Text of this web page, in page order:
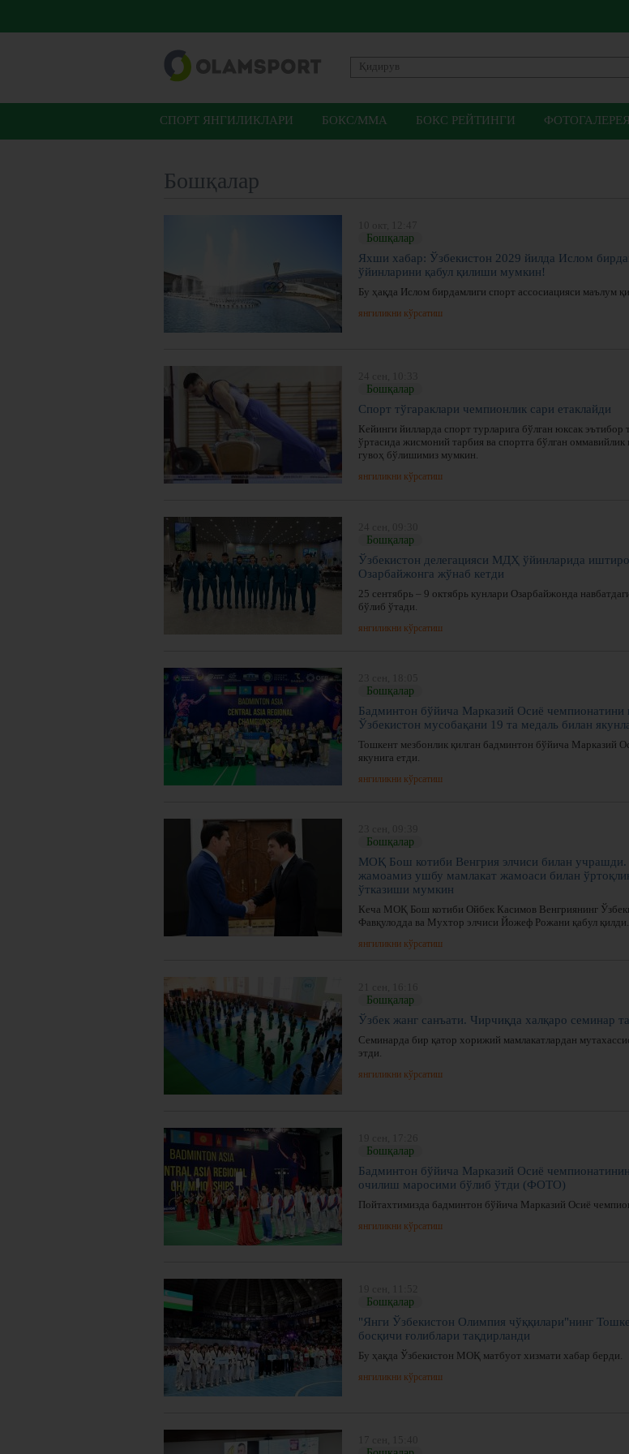
СПОРТ ЯНГИЛИКЛАРИ БОКС/ММА БОКС РЕЙТИНГИ ФОТОГАЛЕРЕЯ
Бошқалар
Бошқалар
Яхши хабар: Ўзбекистон 2029 йилда Ислом
ўйинларини қабул қилиши мумкин!
Бу ҳақда Ислом бирдамлиги спорт ассосиацияси маълум
янгиликни кўрсатиш
Бошқалар
Спорт тўгараклари чемпионлик сари етаклайди
Кейинги йилларда спорт турларига бўлган юксак эътибор
ўртасида жисмоний тарбия ва спортга бўлган оммавийлик
гувоҳ бўлишимиз мумкин.
янгиликни кўрсатиш
Бошқалар
Ўзбекистон делегацияси МДҲ ўйинларида
Озарбайжонга жўнаб кетди
25 сентябрь – 9 октябрь кунлари Озарбайжонда
бўлиб ўтади.
янгиликни кўрсатиш
Бошқалар
Бадминтон бўйича Марказий Осиё чемпионатини
Ўзбекистон мусобақани 19 та медаль билан
Тошкент мезбонлик қилган бадминтон бўйича Марказий
якунига етди.
янгиликни кўрсатиш
Бошқалар
МОҚ Бош котиби Венгрия элчиси билан
жамоамиз ушбу мамлакат жамоаси билан
ўтказиши мумкин
Кеча МОҚ Бош котиби Ойбек Касимов Венгриянинг
Фавқулодда ва Мухтор элчиси Йожеф Рожани қабул қилди.
янгиликни кўрсатиш
Бошқалар
Ўзбек жанг санъати. Чирчиқда халқаро семинар
Семинарда бир қатор хорижий мамлакатлардан
этди.
янгиликни кўрсатиш
Бошқалар
Бадминтон бўйича Марказий Осиё
очилиш маросими бўлиб ўтди (ФОТО)
Пойтахтимизда бадминтон бўйича Марказий Осиё
янгиликни кўрсатиш
Бошқалар
"Янги Ўзбекистон Олимпия чўққилари"нинг
босқичи ғолиблари тақдирланди
Бу ҳақда Ўзбекистон МОҚ матбуот хизмати хабар берди.
янгиликни кўрсатиш